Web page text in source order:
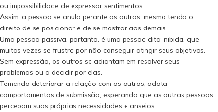
ou impossibilidade de expressar sentimentos.
Assim, a pessoa se anula perante os outros, mesmo tendo o
direito de se posicionar e de se mostrar aos demais.
Uma pessoa passiva, portanto, é uma pessoa dita inibida, que
muitas vezes se frustra por não conseguir atingir seus objetivos.
Sem expressão, os outros se adiantam em resolver seus
problemas ou a decidir por elas.
Temendo deteriorar a relação com os outros, adota
comportamentos de submissão, esperando que as outras pessoas
percebam suas próprias necessidades e anseios.